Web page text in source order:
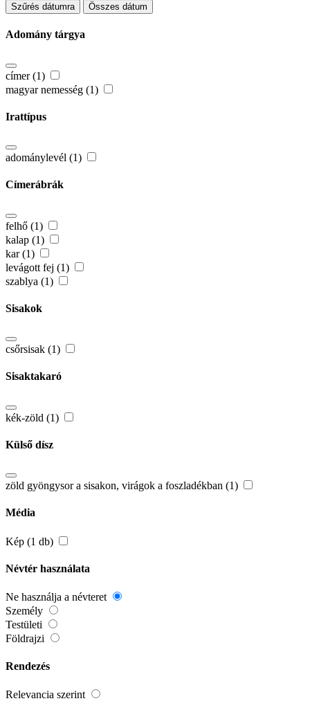
Szűrés dátumra Összes dátum
Adomány tárgya
címer (1)
magyar nemesség (1)
Irattípus
adománylevél (1)
Címerábrák
felhő (1)
kalap (1)
kar (1)
levágott fej (1)
szablya (1)
Sisakok
csőrsisak (1)
Sisaktakaró
kék-zöld (1)
Külső dísz
zöld gyöngysor a sisakon, virágok a foszladékban (1)
Média
Kép (1 db)
Névtér használata
Ne használja a névteret
Személy
Testületi
Földrajzi
Rendezés
Relevancia szerint